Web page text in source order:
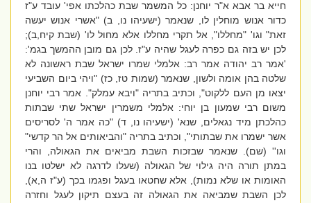
חייא בר אבא א"ר יוחנן: כל המשמר שבת כהלכתו אפי' עובד ע"ז
כדור אנוש מוחלין לו, שנאמר (ישעיהו נו, ב) "אשרי אנוש יעשה
זאת" וגו' "מחללו", אל תקרי מחללו אלא מחול לו' (שבת קיח,ב);
לכן יש בזה גם כפרה לעגל שהיה ע"ז. לכן גם מובן ההמשך בגמ':
'אמר רב יהודה אמר רב: אלמלי שמרו ישראל שבת ראשונה לא
שלטה בהן אומה ולשון, שנאמר (שמות טז, כז) "ויהי ביום השביעי
יצאו מן העם ללקוט", וכתיב בתריה "ויבא עמלק". אמר רבי יוחנן
משום רבי שמעון בן יוחי: אלמלי משמרין ישראל שתי שבתות
כהלכתן מיד נגאלים, שנא' (ישעיהו נו, ד) "כה אמר ה' לסריסים
אשר ישמרו את שבתותי", וכתיב בתריה "והביאותים אל הר קדשי"
וגו'' (שם). שנאמר שבזכות השבת מביאים את הגאולה, והרי
במתן תורה היה גילוי של הגאולה (שעלו לדרגה לא ישלטו בנו
האומות או שלא נמות), אלא שחטאו בעגל ופגמו בכך (ע"ז ה,א),
לכן השבת שמביאה את הגאולה זה בעצם תיקון לעגל וחזרה